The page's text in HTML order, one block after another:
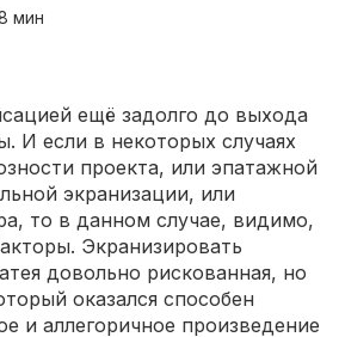
мин
ещё задолго до выхода
И если в некоторых случаях
проекта, или эпатажной
экранизации, или
то в данном случае, видимо,
Экранизировать
довольно рискованная, но
оказался способен
и аллегоричное произведение